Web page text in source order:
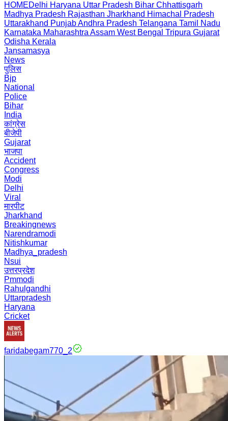
HOMEDelhi Haryana Uttar Pradesh Bihar Chhattisgarh
Madhya Pradesh Rajasthan Jharkhand Himachal Pradesh
Uttarakhand PunjabAndhra Pradesh Telangana Tamil Nadu
Karnataka Maharashtra Assam West Bengal Tripura Gujarat
Odisha Kerala
Jansamasya
News
पुलिस
Bjp
National
Police
Bihar
India
कांग्रेस
बीजेपी
Gujarat
भाजपा
Accident
Congress
Modi
Delhi
Viral
मारपीट
Jharkhand
Breakingnews
Narendramodi
Nitishkumar
Madhya_pradesh
Nsui
उत्तरप्रदेश
Pmmodi
Rahulgandhi
Uttarpradesh
Haryana
Cricket
faridabegam770_2